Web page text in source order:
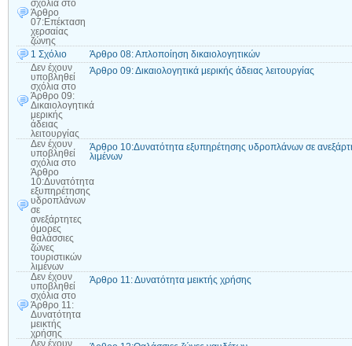
σχόλια στο
Άρθρο
07:Επέκταση
χερσαίας
ζώνης
1 Σχόλιο
Άρθρο 08: Απλοποίηση δικαιολογητικών
Δεν έχουν
υποβληθεί
σχόλια στο
Άρθρο 09:
Δικαιολογητικά
μερικής
άδειας
λειτουργίας
Άρθρο 09: Δικαιολογητικά μερικής άδειας λειτουργίας
Δεν έχουν
υποβληθεί
σχόλια στο
Άρθρο
10:Δυνατότητα
εξυπηρέτησης
υδροπλάνων
σε
ανεξάρτητες
όμορες
θαλάσσιες
ζώνες
τουριστικών
λιμένων
Άρθρο 10:Δυνατότητα εξυπηρέτησης υδροπλάνων σε
λιμένων
Δεν έχουν
υποβληθεί
σχόλια στο
Άρθρο 11:
Δυνατότητα
μεικτής
χρήσης
Άρθρο 11: Δυνατότητα μεικτής χρήσης
Δεν έχουν